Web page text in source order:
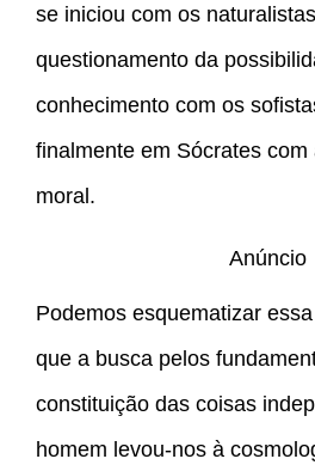
se iniciou com os
questionamento da
conhecimento com os
finalmente em Sócrates com
moral.
Anúncio
Podemos esquematizar
que a busca pelos
constituição das coisas
homem levou-nos à